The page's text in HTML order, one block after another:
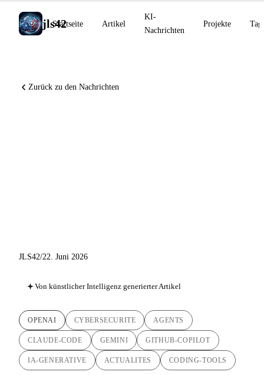
jls42
Startseite Artikel
KI-
Nachrichten
Projekte
Zurück zu den Nachrichten
JLS42/22. Juni 2026
Von künstlicher Intelligenz generierter Artikel
OPENAI CYBERSECURITE AGENTS
CLAUDE-CODE GEMINI GITHUB-COPILOT
IA-GENERATIVE ACTUALITES CODING-TOOLS